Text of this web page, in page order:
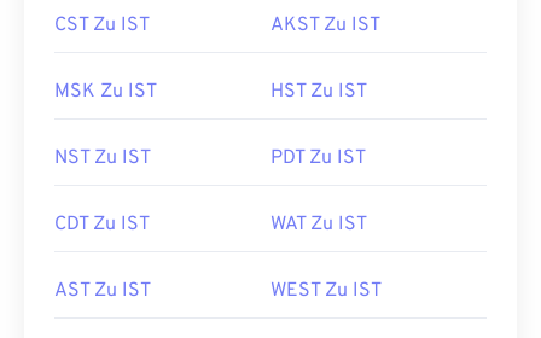
CST Zu IST AKST Zu IST
MSK Zu IST HST Zu IST
NST Zu IST PDT Zu IST
CDT Zu IST WAT Zu IST
AST Zu IST WEST Zu IST